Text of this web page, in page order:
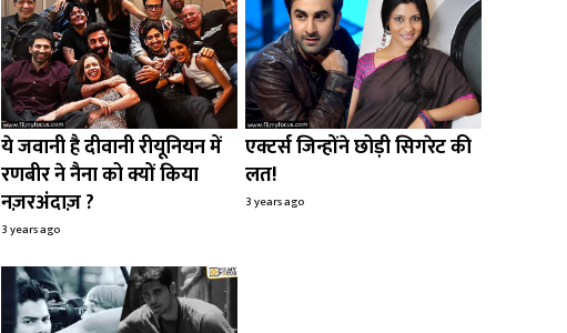
ये जवानी है दीवानी रीयूनियन में
रणबीर ने नैना को क्यों किया
नज़रअंदाज़ ?
3 years ago
एक्टर्स जिन्होंने छोड़ी सिगरेट की
लत!
3 years ago